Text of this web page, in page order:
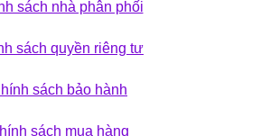
sách nhà phân phối
sách quyền riêng tư
sách bảo hành
sách mua hàng